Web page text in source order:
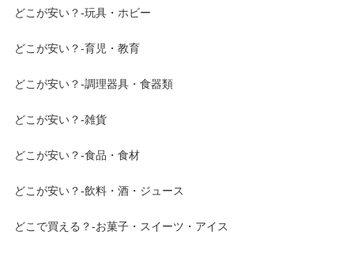
どこが安い？-玩具・ホビー
どこが安い？-育児・教育
どこが安い？-調理器具・食器類
どこが安い？-雑貨
どこが安い？-食品・食材
どこが安い？-飲料・酒・ジュース
どこで買える？-お菓子・スイーツ・アイス